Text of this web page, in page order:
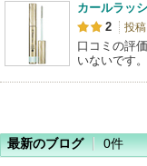
カールラッ
2 投
口コミの評
いないです
最新のブログ 0件